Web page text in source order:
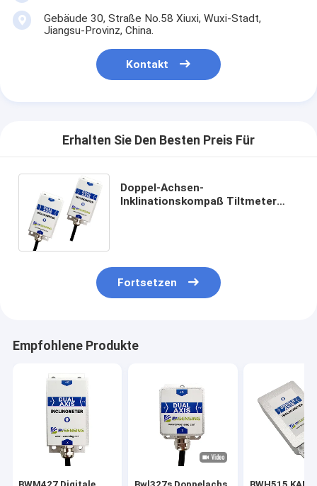
Gebäude 30, Straße No.58 Xiuxi, Wuxi-Stadt,
Jiangsu-Provinz, China.
Kontakt
Erhalten Sie Den Besten Preis Für
Doppel-Achsen-
Inklinationskompaß Tiltmeter
Fortsetzen
Empfohlene Produkte